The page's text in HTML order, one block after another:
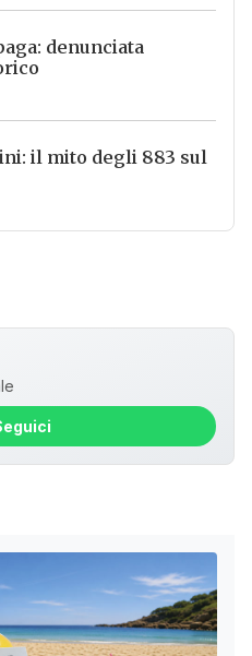
denunciata
il mito degli 883 sul